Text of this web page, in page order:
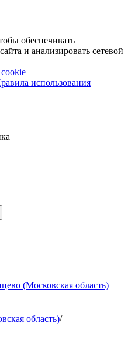
обеспечивать
и анализировать сетевой
использования
(Московская область)
область)/